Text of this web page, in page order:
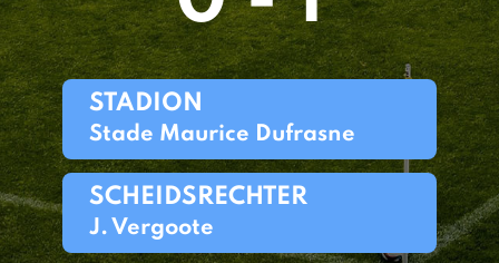
STADION
Stade Maurice Dufrasne
SCHEIDSRECHTER
J. Vergoote